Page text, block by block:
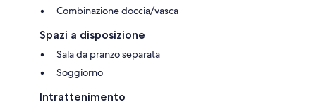
Combinazione doccia/vasca
Spazi a disposizione
Sala da pranzo separata
Soggiorno
Intrattenimento